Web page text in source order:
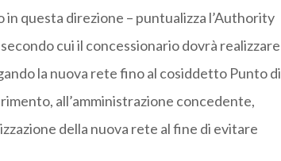
questa direzione – puntualizza l’Authority
cui il concessionario dovrà realizzare
la nuova rete fino al cosiddetto Punto di
all’amministrazione concedente,
della nuova rete al fine di evitare